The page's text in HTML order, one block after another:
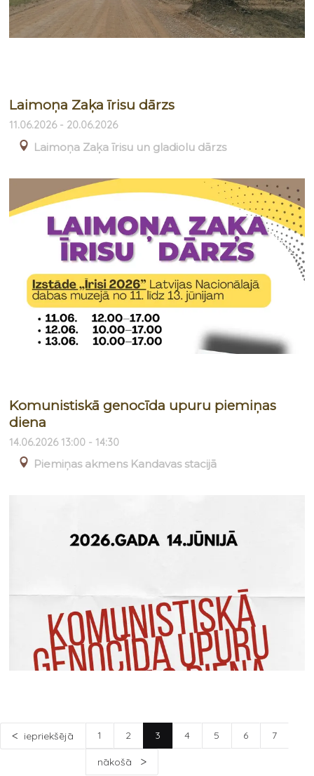
Laimoņa Zaķa īrisu dārzs
11.06.2026 - 20.06.2026
Laimoņa Zaķa īrisu un gladiolu dārzs
Komunistiskā genocīda upuru piemiņas
diena
14.06.2026 13:00 - 14:30
Piemiņas akmens Kandavas stacijā
iepriekšējā 1 2 3 4 5 6 7
nākošā